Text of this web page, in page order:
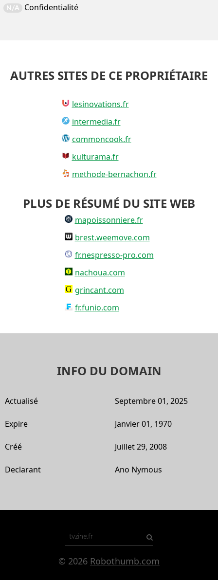
N/A Confidentialité
AUTRES SITES DE CE PROPRIÉTAIRE
lesinovations.fr
intermedia.fr
commoncook.fr
kulturama.fr
methode-bernachon.fr
PLUS DE RÉSUMÉ DU SITE WEB
mapoissonniere.fr
brest.weemove.com
fr.nespresso-pro.com
nachoua.com
grincant.com
fr.funio.com
INFO DU DOMAIN
Actualisé Septembre 01, 2025
Expire Janvier 01, 1970
Créé Juillet 29, 2008
Declarant Ano Nymous
© 2026 Robothumb.com